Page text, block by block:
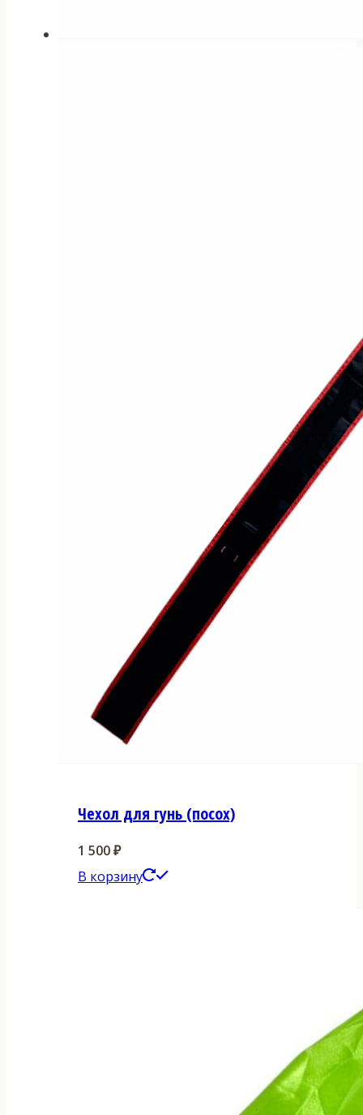
Чехол для гунь (посох)
1 500₽
В корзину